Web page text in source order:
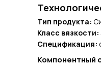
Тип продукта:
Класс вязкости:
Спецификация:
Компонентный